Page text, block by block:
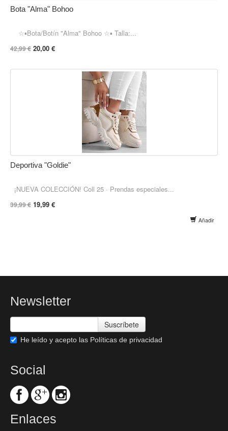
Bota "Alma" Bohoo
☆▪︎Bota/Botín "Alma" Bohoo ☆▪︎ Talla:...
42,99 € 20,00 €
Deportiva "Goldie"
¡NUEVA COLECCIÓN! Coll 25 · Prendas especiales...
39,99 € 19,99 €
Añadir
Newsletter
Suscríbete
He leído y acepto las Políticas de privacidad
Social
Enlaces